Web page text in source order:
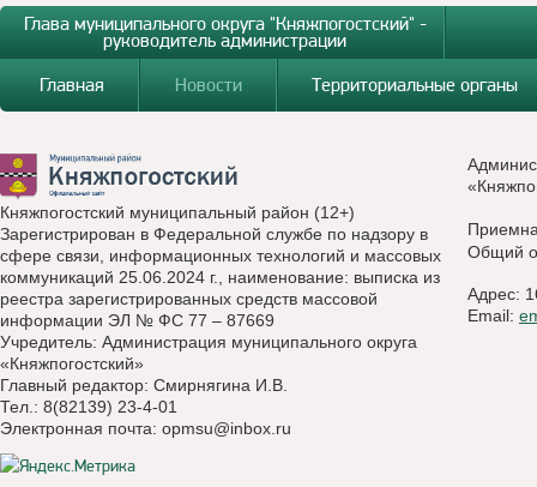
Глава муниципального округа "Княжпогостский" -
руководитель администрации
Главная
Новости Территориальные органы
Княжпогостский муниципальный район (12+)
Зарегистрирован в Федеральной службе по надзору в
сфере связи, информационных технологий и массовых
коммуникаций 25.06.2024 г., наименование: выписка из
реестра зарегистрированных средств массовой
информации ЭЛ № ФС 77 – 87669
Учредитель: Администрация муниципального округа
«Княжпогостский»
Главный редактор: Смирнягина И.В.
Тел.: 8(82139) 23-4-01
Электронная почта: opmsu@inbox.ru
Общий
Адрес:
Email: